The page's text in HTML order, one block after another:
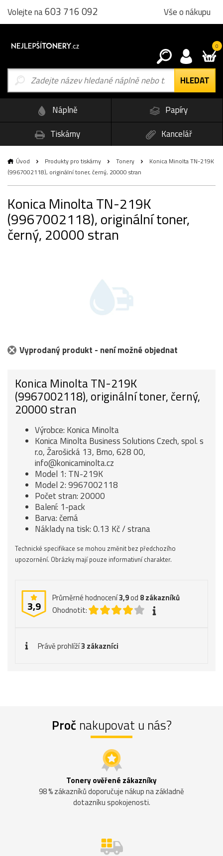
Volejte na603 716 092 Vše o nákupu
0
Náplně
Papíry
Tiskárny
Kancelář
Úvod Produkty pro tiskárny Tonery
Konica Minolta TN-219K
(9967002118), originální toner, černý, 20000 stran
Konica Minolta TN-219K
(9967002118), originální toner,
černý, 20000 stran
Vyprodaný produkt - není možné objednat
Konica Minolta TN-219K
(9967002118), originální toner, černý,
20000 stran
Výrobce: Konica Minolta
Konica Minolta Business Solutions Czech, spol. s
r.o, Žarošická 13, Brno, 628 00,
info@konicaminolta.cz
Model 1: TN-219K
Model 2: 9967002118
Počet stran: 20000
Balení: 1-pack
Barva: černá
Náklady na tisk: 0.13 Kč / strana
Technické specifikace se mohou změnit bez předchozího
upozornění. Obrázky mají pouze informativní charakter.
3,9
Průměrné hodnocení3,9od 8zákazníků
Ohodnotit:
Právě prohlíží3 zákazníci
Proč nakupovat u nás?
Tonery ověřené zákazníky
98 % zákazníků doporučuje nákup na základně
dotazníku spokojenosti.